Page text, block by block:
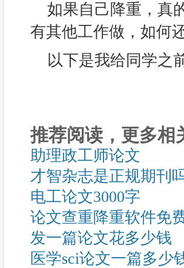
如果自己降重，真
有其他工作做，如何
以下是我给同学之
推荐阅读，更多相
助理政工师论文
才智杂志是正规期刊
电工论文3000字
论文查重降重软件免
发一篇论文花多少钱
医学sci论文一篇多少